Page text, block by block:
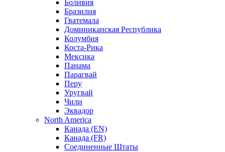
Боливия
Бразилия
Гватемала
Доминиканская Республика
Колумбия
Коста-Рика
Мексика
Панама
Парагвай
Перу
Уругвай
Чили
Эквадор
North America
Канада (EN)
Канада (FR)
Соединенные Штаты